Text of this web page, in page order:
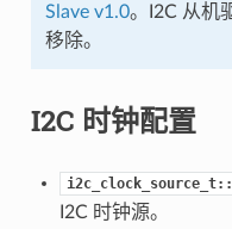
Slave v1.0。I2C 从机
移除。
I2C 时钟配置
I2C 时钟源。